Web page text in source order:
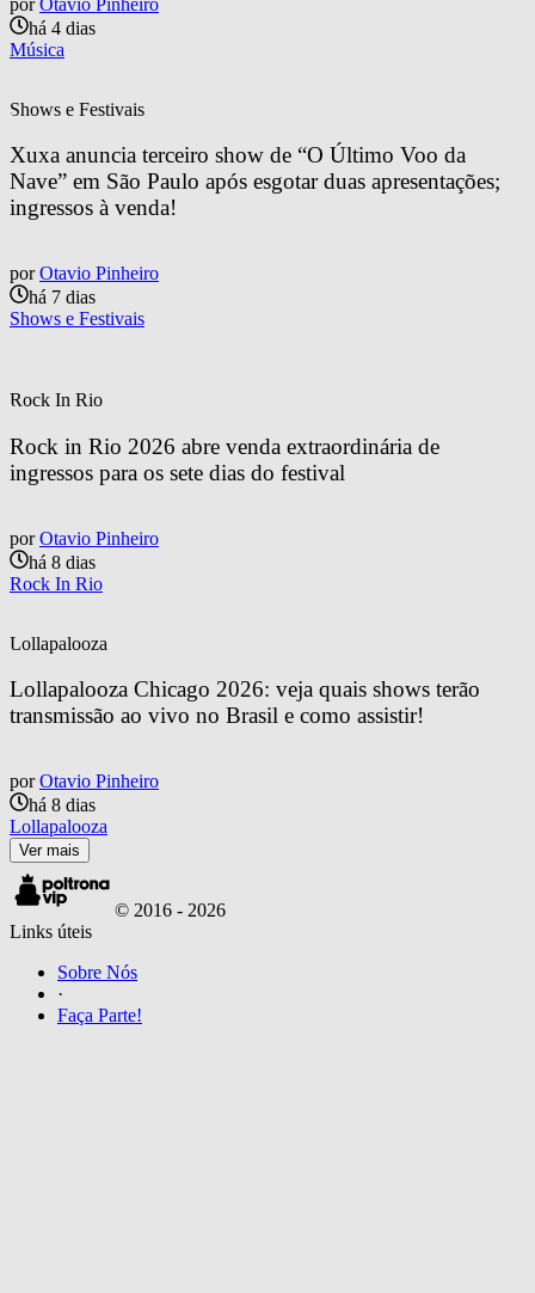
há 4 dias
Música
Shows e Festivais
Xuxa anuncia terceiro show de “O Último Voo da
Nave” em São Paulo após esgotar duas apresentações;
ingressos à venda!
por Otavio Pinheiro
há 7 dias
Shows e Festivais
Rock In Rio
Rock in Rio 2026 abre venda extraordinária de
ingressos para os sete dias do festival
por Otavio Pinheiro
há 8 dias
Rock In Rio
Lollapalooza
Lollapalooza Chicago 2026: veja quais shows terão
transmissão ao vivo no Brasil e como assistir!
por Otavio Pinheiro
há 8 dias
Lollapalooza
Ver mais
© 2016 - 2026
Links úteis
Sobre Nós
·
Faça Parte!